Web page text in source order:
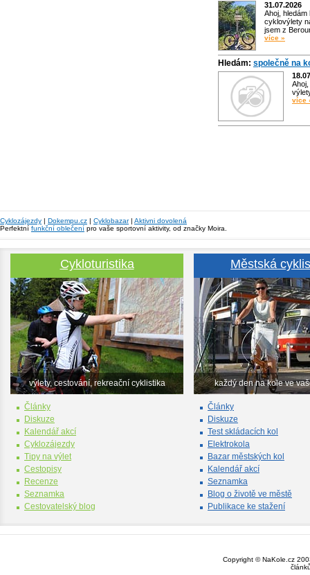
31.07.2026
Ahoj,
cyklovýlety
jsem z
více »
Hledám: společně na
více
Cyklozájezdy | Dokempu.cz | Cyklobazar| Aktivni dovolená
Perfektní funkční oblečení pro vaše sportovní aktivity, od značky Moira.
Cykloturistika
výlety, cestování, rekreační cyklistika
Články
Diskuze
Kalendář akcí
Cyklozájezdy
Tipy na výlet
Cestopisy
Recenze
Seznamka
Cestovatelský blog
Městská
každý den na kole ve
Články
Diskuze
Test skládacích kol
Elektrokola
Bazar městských kol
Kalendář akcí
Seznamka
Blog o životě ve městě
Publikace ke stažení
Copyright © NaKole.cz